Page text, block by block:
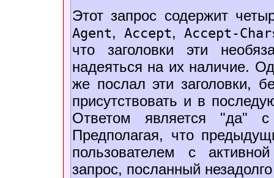
Этот запрос содержит
Agent, Accept, Accept-
что заголовки эти
надеяться на их наличие.
же послал эти заголовки,
присутствовать и в
Ответом является "да" с
Предполагая, что
пользователем с
запрос, посланный